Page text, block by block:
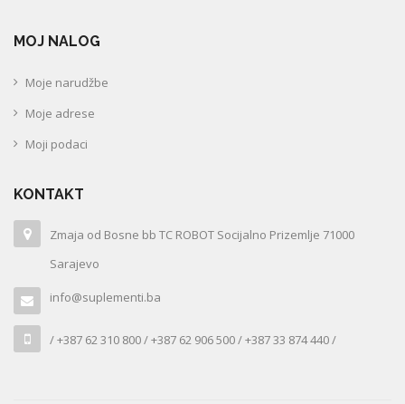
MOJ NALOG
Moje narudžbe
Moje adrese
Moji podaci
KONTAKT
Zmaja od Bosne bb TC ROBOT Socijalno Prizemlje 71000
Sarajevo
info@suplementi.ba
/ +387 62 310 800 / +387 62 906 500 / +387 33 874 440 /